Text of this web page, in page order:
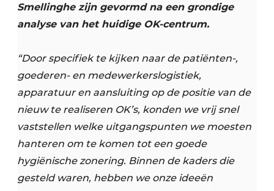
Smellinghe zijn gevormd na een grondige
analyse van het huidige OK-centrum.
“Door specifiek te kijken naar de patiënten-,
goederen- en medewerkerslogistiek,
apparatuur en aansluiting op de positie van de
nieuw te realiseren OK’s, konden we vrij snel
vaststellen welke uitgangspunten we moesten
hanteren om te komen tot een goede
hygiënische zonering. Binnen de kaders die
gesteld waren, hebben we onze ideeën